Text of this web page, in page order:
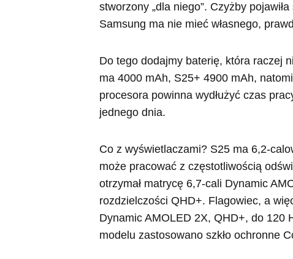
stworzony „dla niego”. Czyżby
Samsung ma nie mieć własnego,
Do tego dodajmy baterię, która raczej
ma 4000 mAh, S25+ 4900 mAh,
procesora powinna wydłużyć czas
jednego dnia.
Co z wyświetlaczami? S25 ma 6,2-
może pracować z częstotliwością
otrzymał matrycę 6,7-cali Dynamic
rozdzielczości QHD+. Flagowiec, a
Dynamic AMOLED 2X, QHD+, do 120
modelu zastosowano szkło ochronne